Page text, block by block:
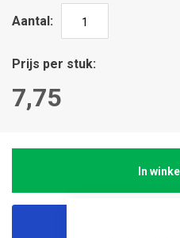
Aantal
Prijs per stuk
7,75
In